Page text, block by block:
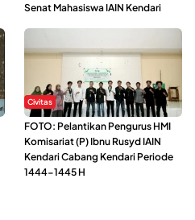
Senat Mahasiswa IAIN Kendari
Civitas
FOTO: Pelantikan Pengurus HMI
Komisariat (P) Ibnu Rusyd IAIN
Kendari Cabang Kendari Periode
1444-1445 H